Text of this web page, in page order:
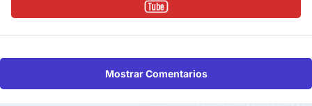
Mostrar Comentarios